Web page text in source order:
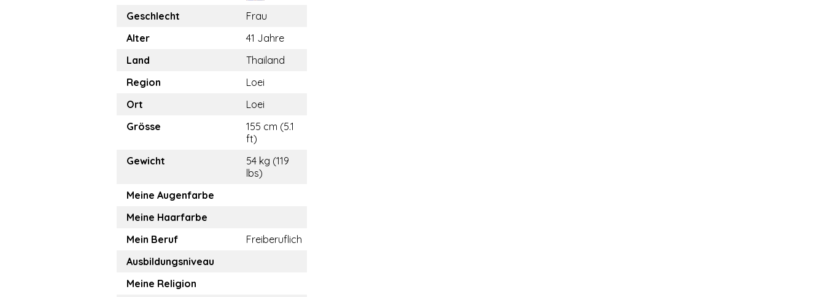
Geschlecht
Frau
Alter
41 Jahre
Land
Thailand
Region
Loei
Ort
Loei
Grösse
155 cm (5.1
ft)
Gewicht
54 kg (119
lbs)
Meine Augenfarbe
Meine Haarfarbe
Mein Beruf
Freiberuflich
Ausbildungsniveau
Meine Religion